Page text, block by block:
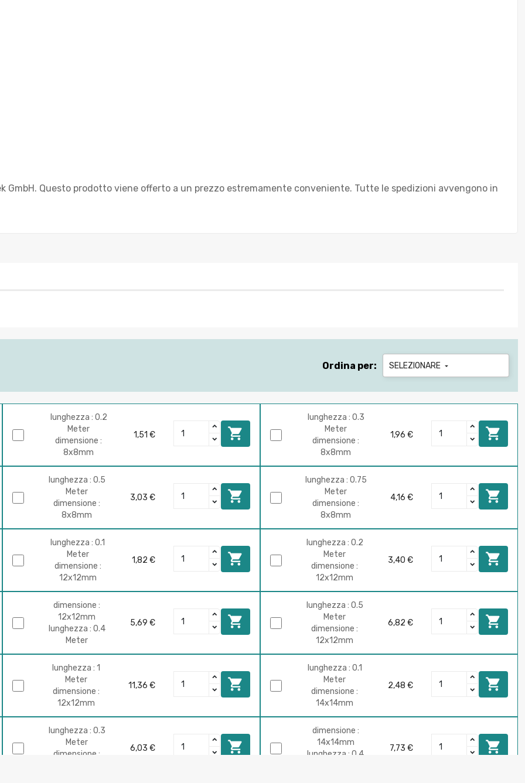
GmbH. Questo prodotto viene offerto a un prezzo estremamente conveniente. Tutte le spedizioni avvengono in
Ordina per: SELEZIONARE 
lunghezza : 0.2
Meter
dimensione :
8x8mm
1,51 € 
lunghezza : 0.3
Meter
dimensione :
8x8mm
1,96 € 
lunghezza : 0.5
Meter
dimensione :
8x8mm
3,03 € 
lunghezza : 0.75
Meter
dimensione :
8x8mm
4,16 € 
lunghezza : 0.1
Meter
dimensione :
12x12mm
1,82 € 
lunghezza : 0.2
Meter
dimensione :
12x12mm
3,40 € 
dimensione :
12x12mm
lunghezza : 0.4
Meter
5,69 € 
lunghezza : 0.5
Meter
dimensione :
12x12mm
6,82 € 
lunghezza : 1
Meter
dimensione :
12x12mm
11,36 € 
lunghezza : 0.1
Meter
dimensione :
14x14mm
2,48 € 
lunghezza : 0.3
Meter
dimensione :
6,03 € 
dimensione :
14x14mm
lunghezza : 0.4
7,73 € 